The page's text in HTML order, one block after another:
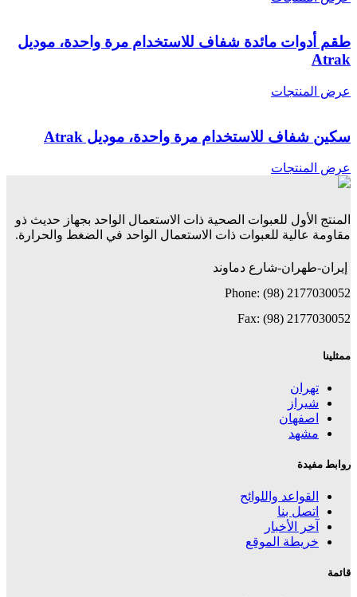
طقم أدوات مائدة شفاف للاستخدام مرة واحدة، موديل
Atrak
عرض المنتجات
سكين شفاف للاستخدام مرة واحدة، موديل Atrak
عرض المنتجات
المنتج الأول للعبوات الصحية ذات الاستعمال الواحد بجهاز حديث ذو
مقاومة عالية للعبوات ذات الاستعمال الواحد في الضغط والحرارة.
إيران-طهران-شارع دماوند
Phone: (98) 2177030052
Fax: (98) 2177030052
ممثلينا
تهران
شیراز
اصفهان
مشهد
روابط مفيدة
القواعد واللوائح
اتصل بنا
آخر الأخبار
خريطة الموقع
قائمة